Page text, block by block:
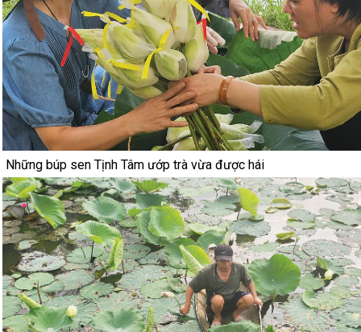
Những búp sen Tịnh Tâm ướp trà vừa được hái